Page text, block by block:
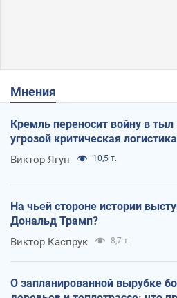
Мнения
Кремль переносит войну в
угрозой критическая логистика
Виктор Ягун 10,5 т.
На чьей стороне истории
Дональд Трамп?
Виктор Каспрук 8,7 т.
О запланированной вырубке